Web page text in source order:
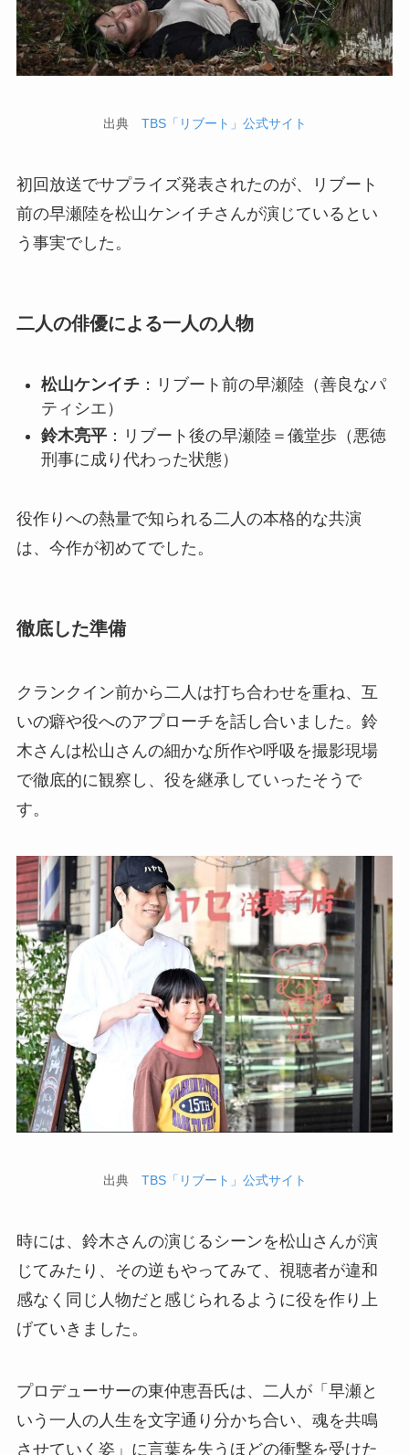
出典 TBS「リブート」公式サイト
初回放送でサプライズ発表されたのが、リブート
前の早瀬陸を松山ケンイチさんが演じているとい
う事実でした。
二人の俳優による一人の人物
松山ケンイチ：リブート前の早瀬陸（善良なパ
ティシエ）
鈴木亮平：リブート後の早瀬陸＝儀堂歩（悪徳
刑事に成り代わった状態）
役作りへの熱量で知られる二人の本格的な共演
は、今作が初めてでした。
徹底した準備
クランクイン前から二人は打ち合わせを重ね、互
いの癖や役へのアプローチを話し合いました。鈴
木さんは松山さんの細かな所作や呼吸を撮影現場
で徹底的に観察し、役を継承していったそうで
す。
出典 TBS「リブート」公式サイト
時には、鈴木さんの演じるシーンを松山さんが演
じてみたり、その逆もやってみて、視聴者が違和
感なく同じ人物だと感じられるように役を作り上
げていきました。
プロデューサーの東仲恵吾氏は、二人が「早瀬と
いう一人の人生を文字通り分かち合い、魂を共鳴
させていく姿」に言葉を失うほどの衝撃を受けた